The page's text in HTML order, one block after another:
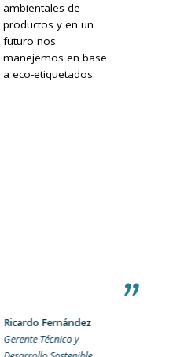
ambientales de
productos y en un
futuro nos
manejemos en base
a eco-etiquetados.
Ricardo Fernández
Gerente Técnico y